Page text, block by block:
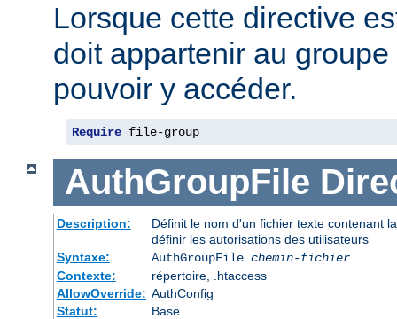
Lorsque cette directive
doit appartenir au
pouvoir y accéder.
Require file-group
AuthGroupFile
Description:
Définit le nom d'un fichier texte contenant
définir les autorisations des utilisateurs
Syntaxe:
AuthGroupFile chemin-fichier
Contexte:
répertoire, .htaccess
AllowOverride: AuthConfig
Statut:
Base